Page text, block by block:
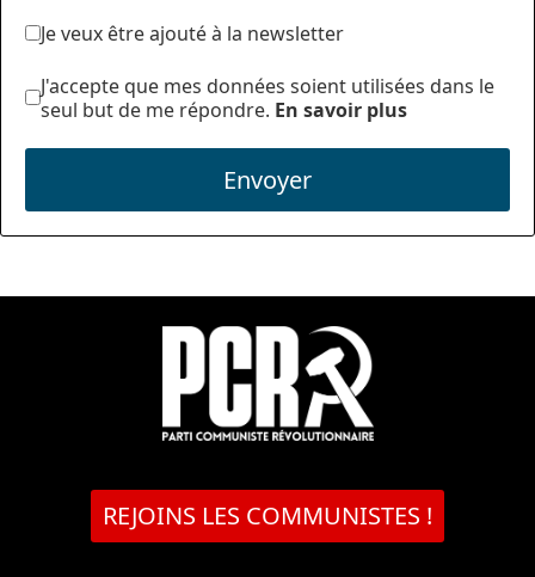
Je veux être ajouté à la newsletter
J'accepte que mes données soient utilisées dans le
seul but de me répondre. En savoir plus
Envoyer
REJOINS LES COMMUNISTES !